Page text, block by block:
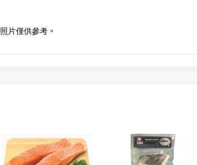
照片僅供參考。